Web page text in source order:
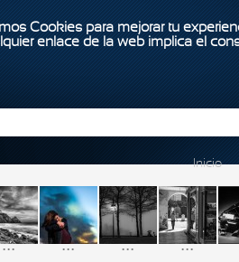
Cookies para mejorar tu
enlace de la web implica el
Inicio
... ... ... ...